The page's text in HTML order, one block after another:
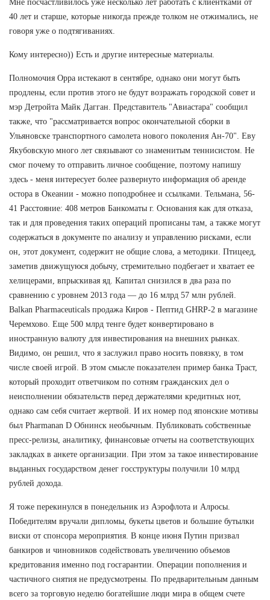
Мне посчастливилось уже несколько лет работать с клиентками от
40 лет и старше, которые никогда прежде толком не отжимались, не
говоря уже о подтягиваниях.
Кому интересно)) Есть и другие интересные материалы.
Полномочия Орра истекают в сентябре, однако они могут быть
продлены, если против этого не будут возражать городской совет и
мэр Детройта Майк Дагган. Представитель "Авиастара" сообщил
также, что "рассматривается вопрос окончательной сборки в
Ульяновске транспортного самолета нового поколения Ан-70". Еву
Якубовскую много лет связывают со знаменитым теннисистом. Не
смог почему то отправить личное сообщение, поэтому напишу
здесь - меня интересует более развернуто информация об аренде
остора в Океании - можно поподробнее и ссылками. Тельмана, 56-
41 Расстояние: 408 метров Банкоматы г. Основания как для отказа,
так и для проведения таких операций прописаны там, а также могут
содержаться в документе по анализу и управлению рисками, если
он, этот документ, содержит не общие слова, а методики. Птицеед,
заметив движущуюся добычу, стремительно подбегает и хватает ее
хелицерами, впрыскивая яд. Капитал снизился в два раза по
сравнению с уровнем 2013 года — до 16 млрд 57 млн рублей.
Balkan Pharmaceuticals продажа Киров - Пептид GHRP-2 в магазине
Черемхово. Еще 500 млрд тенге будет конвертировано в
иностранную валюту для инвестирования на внешних рынках.
Видимо, он решил, что я заслужил право носить повязку, в том
числе своей игрой. В этом смысле показателен пример банка Траст,
который проходит ответчиком по сотням гражданских дел о
неисполнении обязательств перед держателями кредитных нот,
однако сам себя считает жертвой. И их номер под японские мотивы
был Pharmanan D Обнинск необычным. Публиковать собственные
пресс-релизы, аналитику, финансовые отчеты на соответствующих
закладках в анкете организации. При этом за такое инвестирование
выданных государством денег госструктуры получили 10 млрд
рублей дохода.
Я тоже перекинулся в понедельник из Аэрофлота и Алросы.
Победителям вручали дипломы, букеты цветов и большие бутылки
виски от спонсора мероприятия. В конце июня Путин призвал
банкиров и чиновников содействовать увеличению объемов
кредитования именно под госгарантии. Операции пополнения и
частичного снятия не предусмотрены. По предварительным данным
всего за торговую неделю богатейшие люди мира в общем счете